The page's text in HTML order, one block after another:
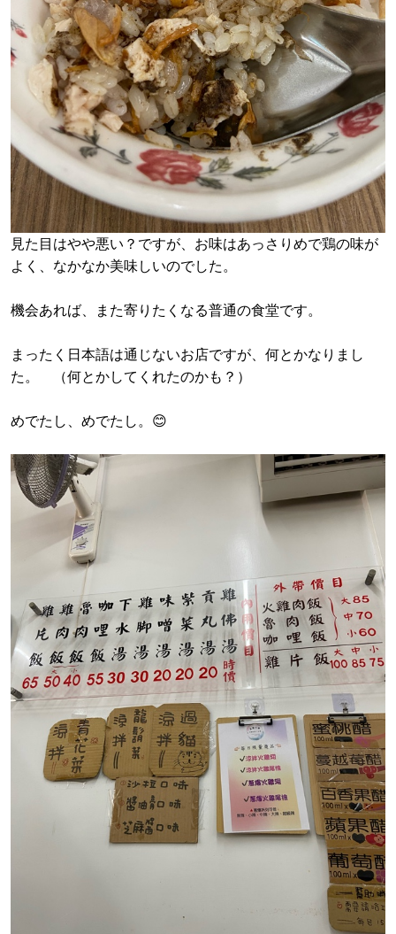
見た目はやや悪い？ですが、お味はあっさりめで鶏の味が
よく、なかなか美味しいのでした。
機会あれば、また寄りたくなる普通の食堂です。
まったく日本語は通じないお店ですが、何とかなりまし
た。 （何とかしてくれたのかも？）
めでたし、めでたし。😊